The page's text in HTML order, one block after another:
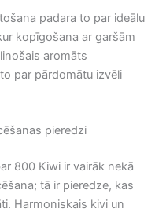
padara to par ideālu
kopīgošana ar garšām
aromāts
par pārdomātu izvēli
pieredzi
800 Kiwi ir vairāk nekā
tā ir pieredze, kas
Harmoniskais kivi un